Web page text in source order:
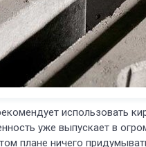
использовать
уже выпускает в
плане ничего